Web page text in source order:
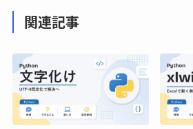
関連記事